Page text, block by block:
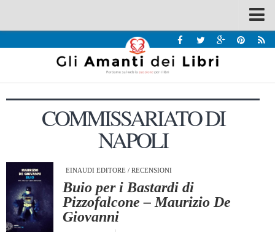
Recensioni
Interviste & Incontri
Contatti
Eventi
Home
COMMISSARIATO DI
NAPOLI
EINAUDI EDITORE/ RECENSIONI
Buio per i Bastardi di
Pizzofalcone – Maurizio De
Giovanni